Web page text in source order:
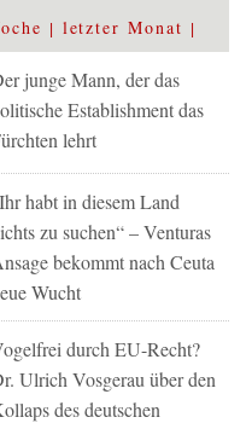
letzter Monat
junge Mann, der das
Establishment das
lehrt
habt in diesem Land
zu suchen“ – Venturas
bekommt nach Ceuta
Wucht
durch EU-Recht?
Ulrich Vosgerau über den
des deutschen